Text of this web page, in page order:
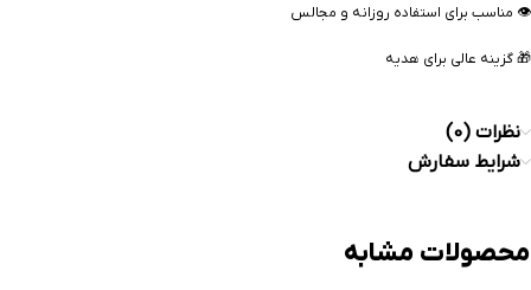
👁 مناسب برای استفاده روزانه و مجالس
🎁 گزینه عالی برای هدیه
نظرات (0)
شرایط سفارش
محصولات مشابه